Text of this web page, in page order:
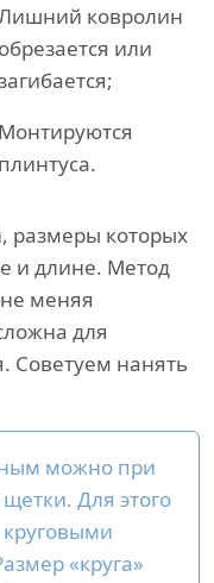
ковролин
обрезается или
Монтируются
плинтуса.
размеры которых
и длине. Метод
меняя
для
Советуем нанять
можно при
Для этого
«круга»